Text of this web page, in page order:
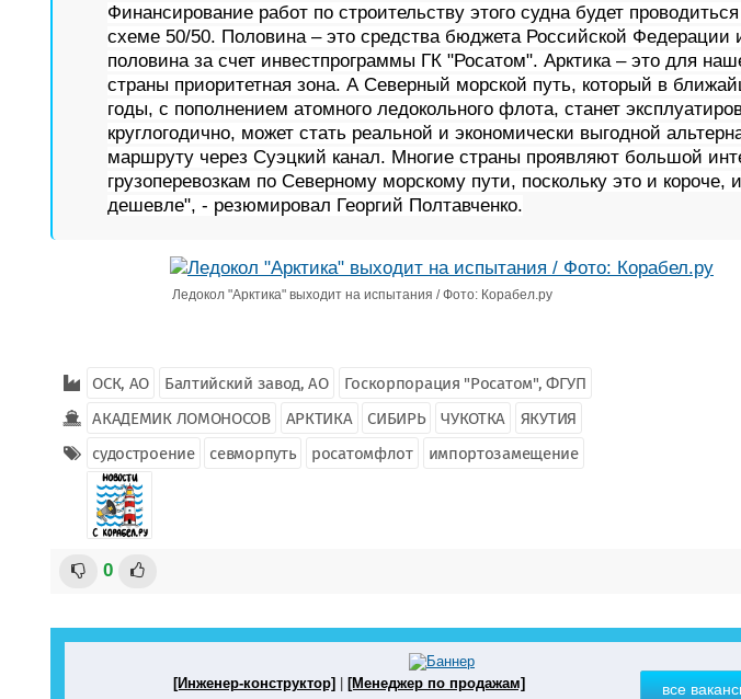
Финансирование работ по строительству этого судна будет
схеме 50/50. Половина – это средства бюджета Российской Федерации
половина за счет инвестпрограммы ГК "Росатом". Арктика – это для
страны приоритетная зона. А Северный морской путь, который в
годы, с пополнением атомного ледокольного флота, станет
круглогодично, может стать реальной и экономически выгодной
маршруту через Суэцкий канал. Многие страны проявляют большой
грузоперевозкам по Северному морскому пути, поскольку это и короче, и
дешевле", - резюмировал Георгий Полтавченко.
Ледокол "Арктика" выходит на испытания / Фото: Корабел.ру
ОСК, АО Балтийский завод, АО
Госкорпорация "Росатом", ФГУП
АКАДЕМИК ЛОМОНОСОВ
АРКТИКА СИБИРЬ ЧУКОТКА
ЯКУТИЯ
судостроение
севморпуть росатомфлот импортозамещение
0
[Инженер-конструктор] [Менеджер по продажам] все